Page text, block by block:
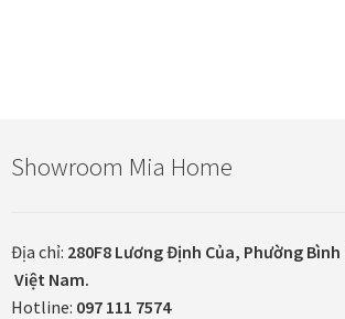
Showroom Mia Home
Địa chỉ: 280F8 Lương Định Của, Phường Bình
Việt Nam.
Hotline: 097 111 7574